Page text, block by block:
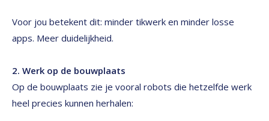
Voor jou betekent dit: minder tikwerk en minder losse
apps. Meer duidelijkheid.
2. Werk op de bouwplaats
Op de bouwplaats zie je vooral robots die hetzelfde werk
heel precies kunnen herhalen: